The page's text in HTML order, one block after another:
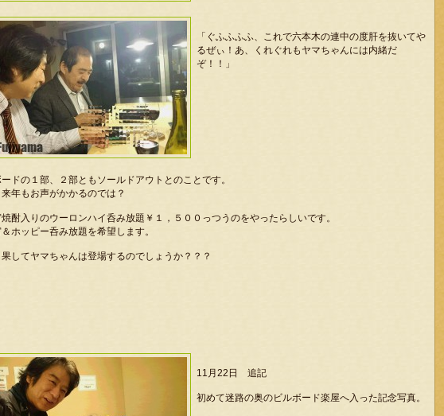
「ぐふふふふ、これで六本木の連中の度肝を抜いてや
るぜぃ！あ、くれぐれもヤマちゃんには内緒だ
ぞ！！」
ドの１部、２部ともソールドアウトとのことです。
年もお声がかかるのでは？
酎入りのウーロンハイ呑み放題￥１，５００っつうのをやったらしいです。
ホッピー呑み放題を希望します。
してヤマちゃんは登場するのでしょうか？？？
11月22日 追記
初めて迷路の奥のビルボード楽屋へ入った記念写真。